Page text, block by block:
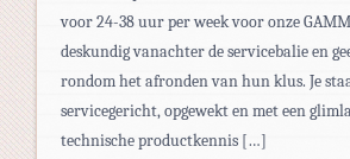
voor 24-38 uur per week voor onze
deskundig vanachter de servicebalie en
rondom het afronden van hun klus. Je
servicegericht, opgewekt en met een
technische productkennis […]